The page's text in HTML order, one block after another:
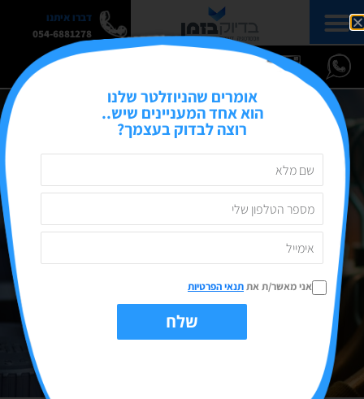
דברו איתנו
054-6881278
אומרים שהניוזלטר שלנו
הוא אחד המעניינים שיש..
רוצה לבדוק בעצמך?
אני מאשר/ת אתתנאי הפרטיות
שלח